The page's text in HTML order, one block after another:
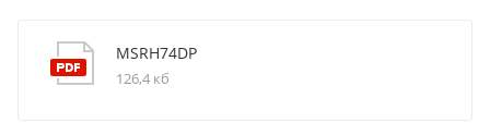
MSRH74DP
126,4 кб